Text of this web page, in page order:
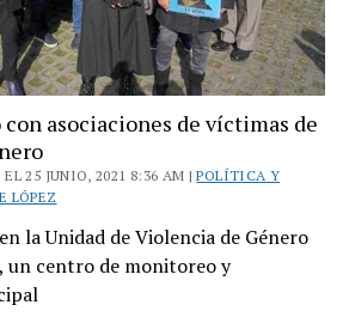
asociaciones de víctimas de
EL 25 JUNIO, 2021 8:36 AM |POLÍTICA Y
LÓPEZ
la Unidad de Violencia de Género
un centro de monitoreo y